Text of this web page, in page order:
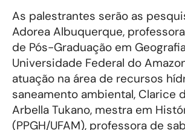
As palestrantes serão as
Adorea Albuquerque,
de Pós-Graduação em
Universidade Federal do
atuação na área de recursos
saneamento ambiental, Clarice
Arbella Tukano, mestra em
(PPGH/UFAM), professora de